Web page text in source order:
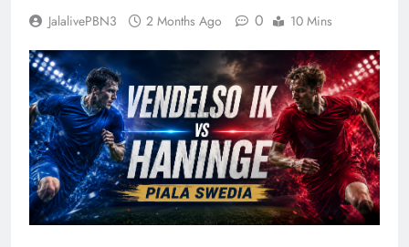
JalalivePBN3 2 Months Ago 0 10 Mins